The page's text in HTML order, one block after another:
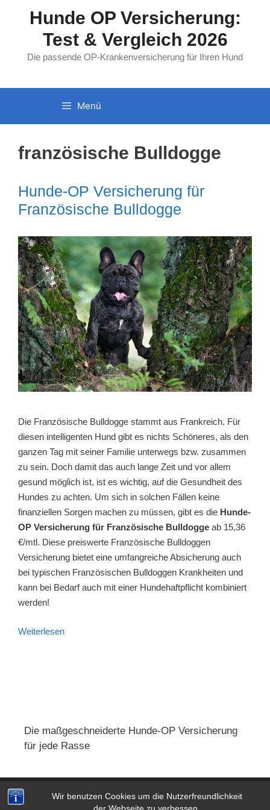
Wir benutzen Cookies um die Nutzerfreundlichkeit
Hunde OP Versicherung:
Test & Vergleich 2026
Die passende OP-Krankenversicherung für Ihren Hund
Menü
französische Bulldogge
Hunde-OP Versicherung für
Französische Bulldogge
Die Französische Bulldogge stammt aus Frankreich. Für
diesen intelligenten Hund gibt es nichts Schöneres, als den
ganzen Tag mit seiner Familie unterwegs bzw. zusammen
zu sein. Doch damit das auch lange Zeit und vor allem
gesund möglich ist, ist es wichtig, auf die Gesundheit des
Hundes zu achten. Um sich in solchen Fällen keine
finanziellen Sorgen machen zu müssen, gibt es die Hunde-
OP Versicherung für Französische Bulldogge ab 15,36
€/mtl. Diese preiswerte Französische Bulldoggen
Versicherung bietet eine umfangreiche Absicherung auch
bei typischen Französischen Bulldoggen Krankheiten und
kann bei Bedarf auch mit einer Hundehaftpflicht kombiniert
werden!
Weiterlesen
Die maßgeschneiderte Hunde-OP Versicherung
für jede Rasse
Impressum|AGB|Datenschutz